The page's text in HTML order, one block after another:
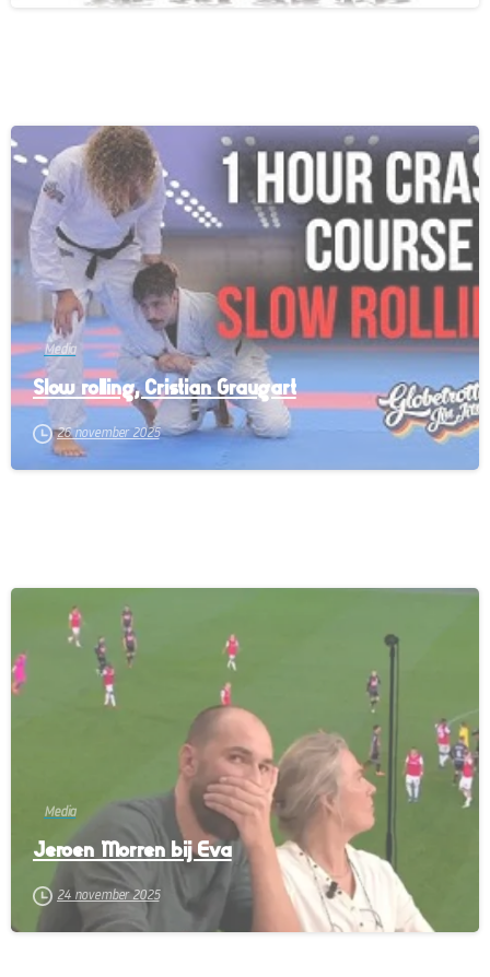
-
Media
Slow rolling, Cristian Graugart
26 november 2025
Media
Jeroen Morren bij Eva
24 november 2025